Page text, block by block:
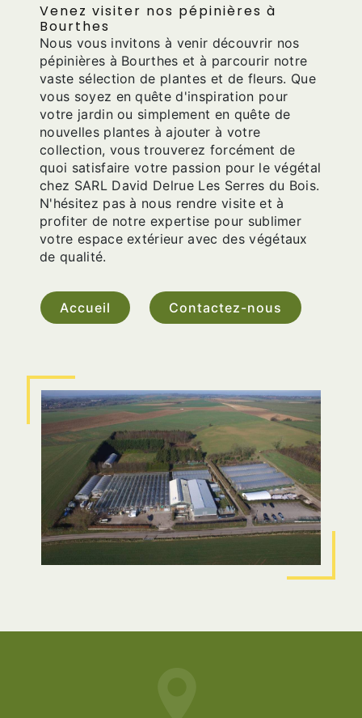
Venez visiter nos pépinières à
Bourthes
Nous vous invitons à venir découvrir nos
pépinières à Bourthes et à parcourir notre
vaste sélection de plantes et de fleurs. Que
vous soyez en quête d'inspiration pour
votre jardin ou simplement en quête de
nouvelles plantes à ajouter à votre
collection, vous trouverez forcément de
quoi satisfaire votre passion pour le végétal
chez SARL David Delrue Les Serres du Bois.
N'hésitez pas à nous rendre visite et à
profiter de notre expertise pour sublimer
votre espace extérieur avec des végétaux
de qualité.
Accueil Contactez-nous